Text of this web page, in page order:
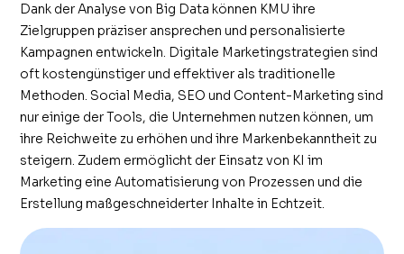
Dank der Analyse von Big Data können KMU ihre
Zielgruppen präziser ansprechen und personalisierte
Kampagnen entwickeln. Digitale Marketingstrategien sind
oft kostengünstiger und effektiver als traditionelle
Methoden. Social Media, SEO und Content-Marketing sind
nur einige der Tools, die Unternehmen nutzen können, um
ihre Reichweite zu erhöhen und ihre Markenbekanntheit zu
steigern. Zudem ermöglicht der Einsatz von KI im
Marketing eine Automatisierung von Prozessen und die
Erstellung maßgeschneiderter Inhalte in Echtzeit.